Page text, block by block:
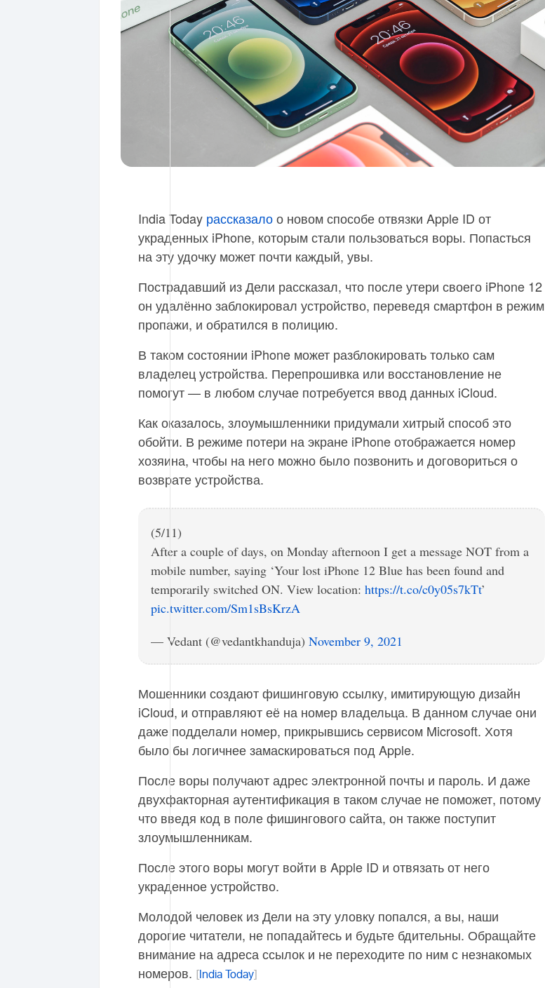
India Today рассказалоо новом способе отвязки Apple ID от
украденных iPhone, которым стали пользоваться воры. Попасться
на эту удочку может почти каждый, увы.
Пострадавший из Дели рассказал, что после утери своего iPhone 12
он удалённо заблокировал устройство, переведя смартфон в режим
пропажи, и обратился в полицию.
В таком состоянии iPhone может разблокировать только сам
владелец устройства. Перепрошивка или восстановление не
помогут — в любом случае потребуется ввод данных iCloud.
Как оказалось, злоумышленники придумали хитрый способ это
обойти. В режиме потери на экране iPhone отображается номер
хозяина, чтобы на него можно было позвонить и договориться о
возврате устройства.
(5/11)
After a couple of days, on Monday afternoon I get a message NOT from a
mobile number, saying ‘Your lost iPhone 12 Blue has been found and
temporarily switched ON. View location: https://t.co/c0y05s7kTt’
pic.twitter.com/Sm1sBsKrzA
— Vedant (@vedantkhanduja) November 9, 2021
Мошенники создают фишинговую ссылку, имитирующую дизайн
iCloud, и отправляют её на номер владельца. В данном случае они
даже подделали номер, прикрывшись сервисом Microsoft. Хотя
было бы логичнее замаскироваться под Apple.
После воры получают адрес электронной почты и пароль. И даже
двухфакторная аутентификация в таком случае не поможет, потому
что введя код в поле фишингового сайта, он также поступит
злоумышленникам.
После этого воры могут войти в Apple ID и отвязать от него
украденное устройство.
Молодой человек из Дели на эту уловку попался, а вы, наши
дорогие читатели, не попадайтесь и будьте бдительны. Обращайте
внимание на адреса ссылок и не переходите по ним с незнакомых
номеров.
India Today